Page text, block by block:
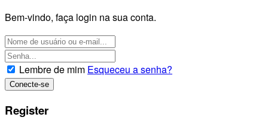
Bem-vindo, faça login na sua conta.
Lembre de mim Esqueceu a senha?
Register